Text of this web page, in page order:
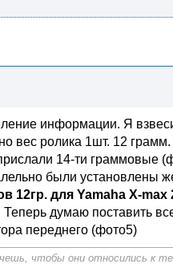
информации. Я
вес ролика 1шт. 12
14-ти граммовые
были установлены
12гр. для Yamaha X-
Теперь думаю поставить
переднего (фото5)
чтобы они относились к